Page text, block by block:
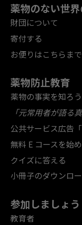
薬物のない世
財団について
寄付する
お便りはこちらまで
薬物防止教育
薬物の事実を知ろう
「元常用者が語る
公共サービス広告
無料 E コースを始
クイズに答える
小冊子のダウンロ
参加しましょう
教育者